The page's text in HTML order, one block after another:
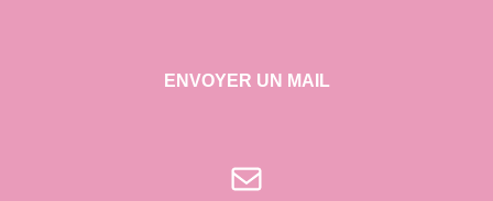
ENVOYER UN MAIL
E-mail